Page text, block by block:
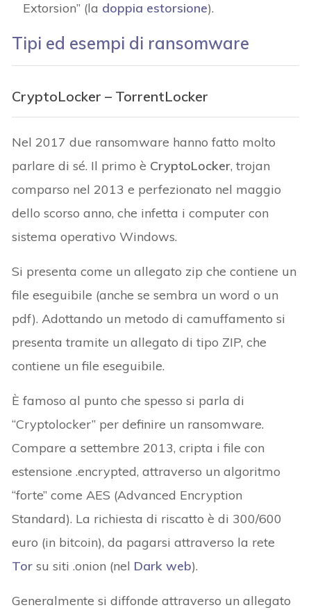
Extorsion” (la doppia estorsione).
Tipi ed esempi di ransomware
CryptoLocker – TorrentLocker
Nel 2017 due ransomware hanno fatto molto
parlare di sé. Il primo è CryptoLocker, trojan
comparso nel 2013 e perfezionato nel maggio
dello scorso anno, che infetta i computer con
sistema operativo Windows.
Si presenta come un allegato zip che contiene un
file eseguibile (anche se sembra un word o un
pdf). Adottando un metodo di camuffamento si
presenta tramite un allegato di tipo ZIP, che
contiene un file eseguibile.
È famoso al punto che spesso si parla di
“Cryptolocker” per definire un ransomware.
Compare a settembre 2013, cripta i file con
estensione .encrypted, attraverso un algoritmo
“forte” come AES (Advanced Encryption
Standard). La richiesta di riscatto è di 300/600
euro (in bitcoin), da pagarsi attraverso la rete
Tor su siti .onion (nel Dark web).
Generalmente si diffonde attraverso un allegato